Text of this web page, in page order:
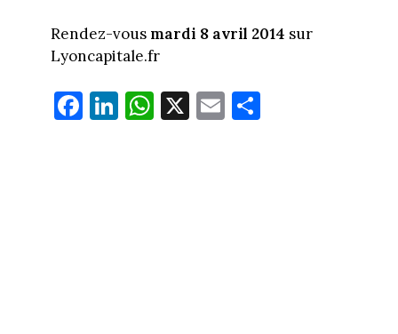
Rendez-vous mardi 8 avril 2014 sur
Lyoncapitale.fr
Fa
ce
Li
nk
W
ha
X E
m
Pa
rt